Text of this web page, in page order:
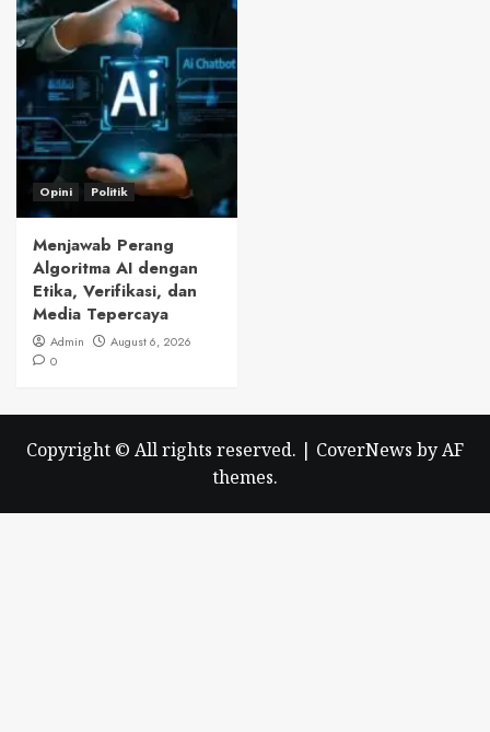
Opini Politik
Menjawab Perang
Algoritma AI dengan
Etika, Verifikasi, dan
Media Tepercaya
Admin
August 6, 2026
0
Copyright © All rights reserved. | CoverNews by AF
themes.